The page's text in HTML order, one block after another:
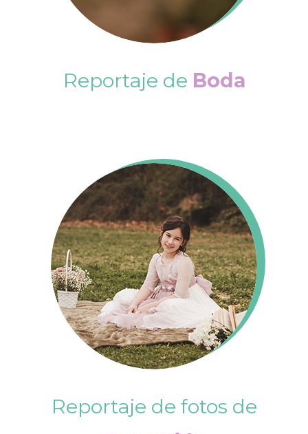
Reportaje de Boda
Reportaje de fotos de